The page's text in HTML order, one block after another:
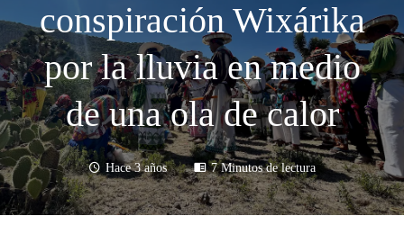
conspiración Wixárika
por la lluvia en medio
de una ola de calor
Hace 3 años 7 Minutos de lectura